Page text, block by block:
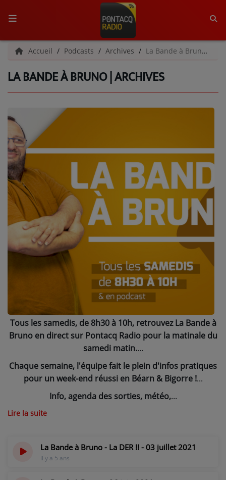
ACCUEIL
RADIO
L'ÉQUIPE
GRILLE DES PROGRAMMES
C'ÉTAIT QUOI CE TITRE ?
MÉDIAS
PODCASTS - SAISON 2026/2027
NOS PROGRAMMES COURTS
ARCHIVES - SAISONS PASSÉES
VOS ÉMISSIONS EN IMAGES
ANNONCEURS & ESPACE PRO
VOTRE PUBLICITÉ SUR PONTACQ RADIO
LOCATION DE STUDIOS
ÉDUCATION AUX MÉDIAS ET À
EN QUOI ÇA CONSISTE ?
Accueil Podcasts Archives La Bande à Bruno | Archives
LA BANDE À BRUNO | ARCHIVES
Tous les samedis, de 8h30 à 10h, retrouvez La Bande à
Bruno en direct sur Pontacq Radio pour la matinale du
samedi matin.
Chaque semaine, l'équipe fait le plein d'infos pratiques
pour un week-end réussi en Béarn & Bigorre !
Info, agenda des sorties, météo,
Lire la suite
La Bande à Bruno - La DER !! - 03 juillet 2021
il y a 5 ans